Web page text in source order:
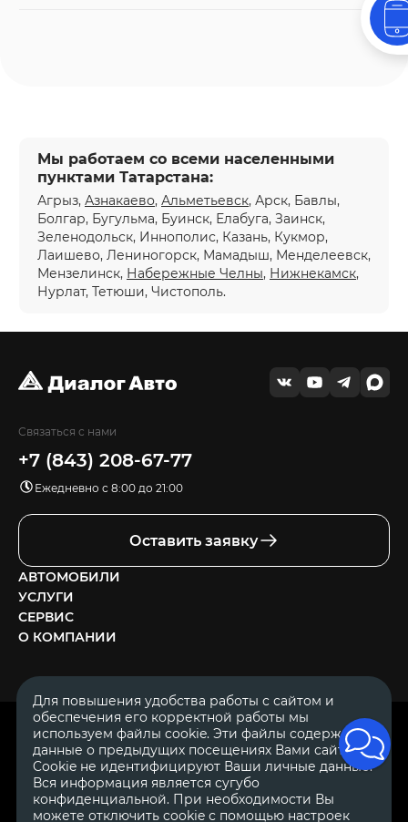
Мы работаем со всеми населенными
пунктами Татарстана:
Агрыз, Азнакаево, Альметьевск, Арск, Бавлы,
Болгар, Бугульма, Буинск, Елабуга, Заинск,
Зеленодольск, Иннополис, Казань, Кукмор,
Лаишево, Лениногорск, Мамадыш, Менделеевск,
Мензелинск, Набережные Челны, Нижнекамск,
Нурлат, Тетюши, Чистополь.
Связаться с нами
+7 (843) 208-67-77
Ежедневно с 8:00 до 21:00
Оставить заявку
АВТОМОБИЛИ
УСЛУГИ
СЕРВИС
О КОМПАНИИ
© 2007—2026 «Диалог Авто» — автосалон. Все права защищены.
Обращаем Ваше внимание на то, что данный Интернет-сайт
носит исключительно информационный характер и ни при
каких условиях не является публичной офертой, определяемой
ОГРН 1111644005153
ИНН 1644062657
Для повышения удобства работы с сайтом и
обеспечения его корректной работы мы
используем файлы cookie. Эти файлы содержат
данные о предыдущих посещениях Вами сайта.
Cookie не идентифицируют Ваши личные данные.
Вся информация является сугубо
конфиденциальной. При необходимости Вы
можете отключить cookie с помощью настроек